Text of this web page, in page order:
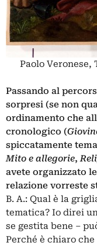
Paolo Veronese,
Passando al
sorpresi (se non
ordinamento che
cronologico (
spiccatamente
Mito e allegorie,
avete organizzato
relazione vorreste
B. A.: Qual è la
tematica? Io direi
se gestita bene –
Perché è chiaro